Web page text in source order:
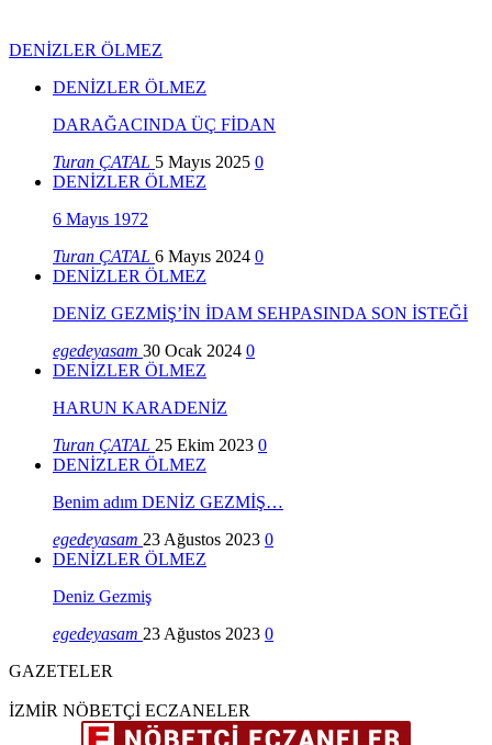
DENİZLER ÖLMEZ
DENİZLER ÖLMEZ
DARAĞACINDA ÜÇ FİDAN
Turan ÇATAL 5 Mayıs 2025 0
DENİZLER ÖLMEZ
6 Mayıs 1972
Turan ÇATAL 6 Mayıs 2024 0
DENİZLER ÖLMEZ
DENİZ GEZMİŞ’İN İDAM SEHPASINDA SON İSTEĞİ
egedeyasam 30 Ocak 2024 0
DENİZLER ÖLMEZ
HARUN KARADENİZ
Turan ÇATAL 25 Ekim 2023 0
DENİZLER ÖLMEZ
Benim adım DENİZ GEZMİŞ…
egedeyasam 23 Ağustos 2023 0
DENİZLER ÖLMEZ
Deniz Gezmiş
egedeyasam 23 Ağustos 2023 0
GAZETELER
İZMİR NÖBETÇİ ECZANELER